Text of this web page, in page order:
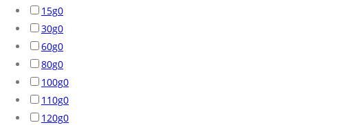
15g0
30g0
60g0
80g0
100g0
110g0
120g0